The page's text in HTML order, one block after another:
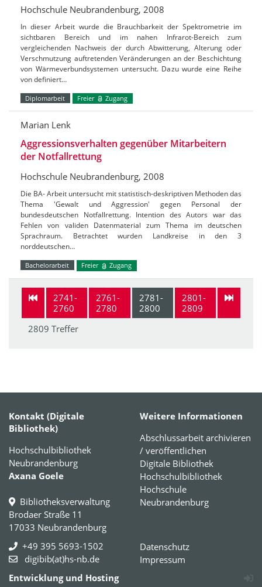
Hochschule Neubrandenburg, 2008
In dieser Arbeit wurde die Brauchbarkeit der Spektrometrie im
sichtbaren Bereich und im nahen Infrarot-Bereich zum
vergleichenden Nachweis der durch Abwitterung, Alterung oder
Verschmutzung auftretenden Veränderungen an der Beschichtung
von Wärmeverbundsystemen untersucht. Dazu wurde eine Reihe
von definiert…
Diplomarbeit Freier Zugang
Marian Lenk
Aggressionsverhalten gegenüber Mitarbeitern
der Notfallrettung
Hochschule Neubrandenburg, 2008
Die BA- Arbeit untersucht mit statistisch-deskriptiven Methoden das
Thema 'Gewalt und Aggression' gegen Personal der
bundesdeutschen Notfallrettung. Intention des Autors war das
Fehlen von validen Datenmaterial zum Thema im deutschen
Sprachraum. Betrachtet wurden Landkreise in den 3
norddeutschen…
Bachelorarbeit Freier Zugang
2741-
2760
2761-
2780
2781-
2800
2801-
2809
2809 Treffer
Kontakt (Digitale
Bibliothek)
Hochschulbibliothek
Neubrandenburg
Axana Goele
Bibliotheksverwaltung
Brodaer Straße 11
17033 Neubrandenburg
+49 395 5693-1502
digibib(at)hs-nb.de
Weitere Informationen
Abschlussarbeit archivieren
/ veröffentlichen
Digitale Bibliothek
Hochschulbibliothek
Hochschule
Neubrandenburg
Datenschutz
Impressum
Entwicklung und Hosting